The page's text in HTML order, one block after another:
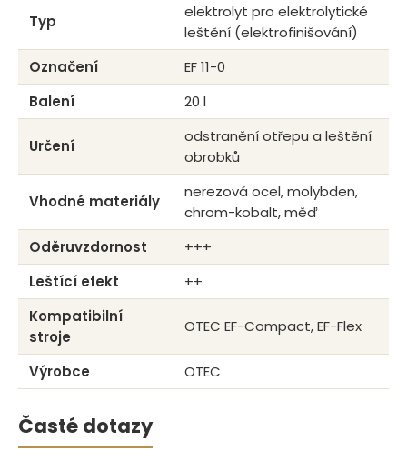
Typ
elektrolyt pro elektrolytické
leštění (elektrofinišování)
Označení
EF 11-0
Balení
20 l
Určení
odstranění otřepu a leštění
obrobků
Vhodné materiály
nerezová ocel, molybden,
chrom-kobalt, měď
Oděruvzdornost
+++
Leštící efekt
++
Kompatibilní
stroje
OTEC EF-Compact, EF-Flex
Výrobce OTEC
Časté dotazy